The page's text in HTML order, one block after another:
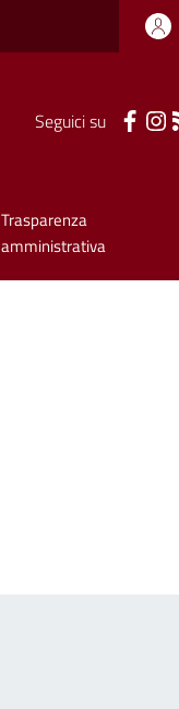
Seguici su
Trasparenza
amministrativa